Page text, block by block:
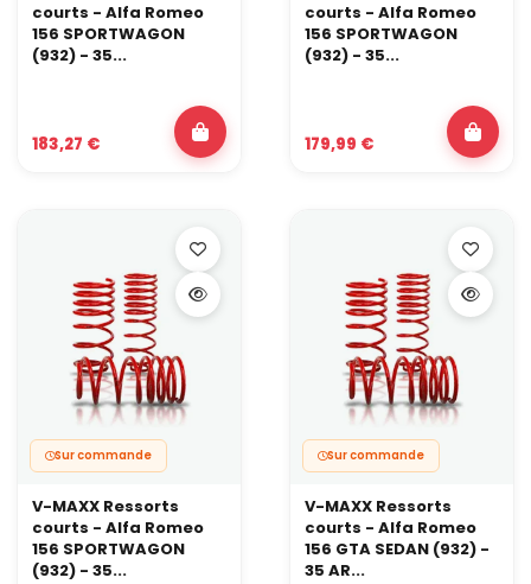
courts - Alfa Romeo
156 SPORTWAGON
(932) - 35...
183,27 €
courts - Alfa Romeo
156 SPORTWAGON
(932) - 35...
179,99 €
Sur commande
V-MAXX Ressorts
courts - Alfa Romeo
156 SPORTWAGON
(932) - 35...
Sur commande
V-MAXX Ressorts
courts - Alfa Romeo
156 GTA SEDAN (932) -
35 AR...